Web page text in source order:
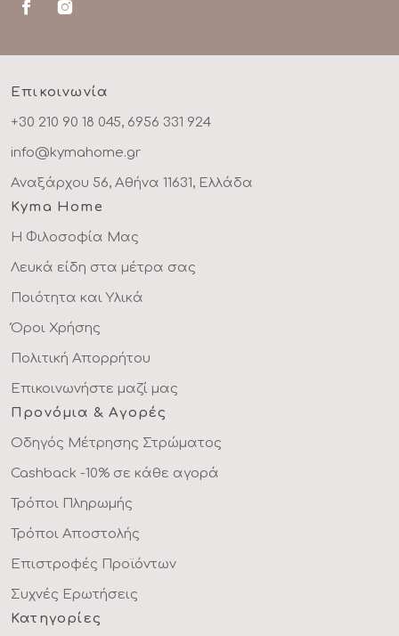
Επικοινωνία
+30 210 90 18 045, 6956 331 924
info@kymahome.gr
Αναξάρχου 56, Αθήνα 11631, Ελλάδα
Kyma Home
Η Φιλοσοφία Μας
Λευκά είδη στα μέτρα σας
Ποιότητα και Υλικά
Όροι Χρήσης
Πολιτική Απορρήτου
Επικοινωνήστε μαζί μας
Προνόμια & Αγορές
Οδηγός Μέτρησης Στρώματος
Cashback -10% σε κάθε αγορά
Τρόποι Πληρωμής
Τρόποι Αποστολής
Επιστροφές Προϊόντων
Συχνές Ερωτήσεις
Κατηγορίες